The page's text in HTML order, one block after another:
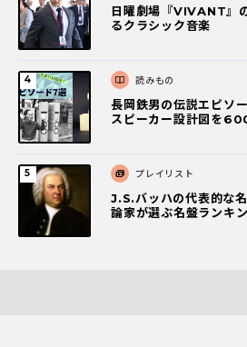
日曜劇場『VIVANT』
るクラシック音楽
読みもの
長岡鉄男の伝説エピソ
スピーカー設計図を
プレイリスト
J.S.バッハの代表的な
論家が選ぶ名盤ランキ